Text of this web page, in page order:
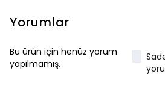
Yorumlar
Bu ürün için henüz yorum
yapılmamış.